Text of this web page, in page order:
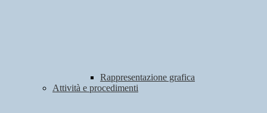
Rappresentazione grafica
Attività e procedimenti